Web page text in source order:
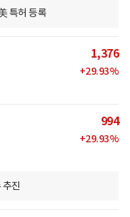
특허 등록
1,376
+29.93%
994
+29.93%
진